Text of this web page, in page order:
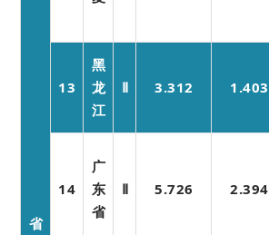
省
13
黑
龙
江
Ⅱ 3.312 1.403
14
广
东
省
Ⅱ 5.726 2.394